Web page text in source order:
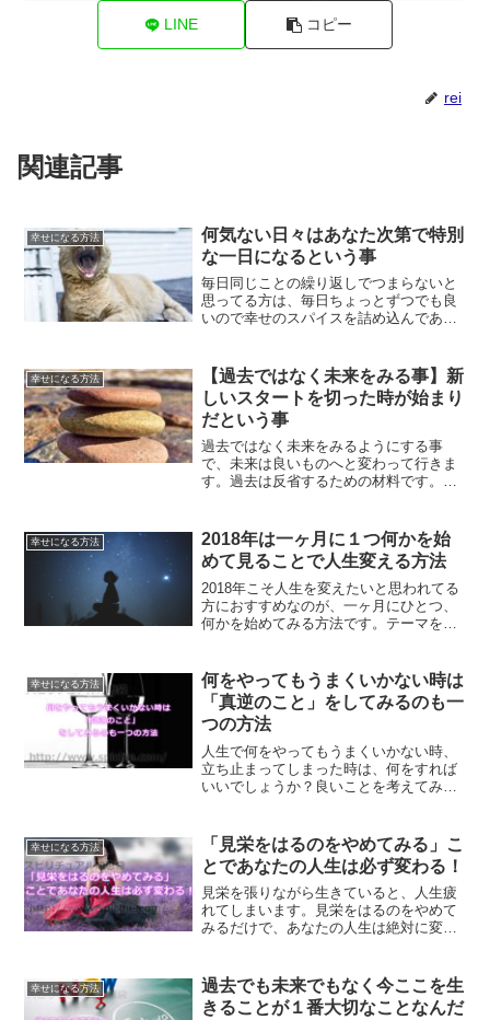
LINE コピー
rei
関連記事
幸せになる方法
何気ない日々はあなた次第で特別
な一日になるという事
毎日同じことの繰り返しでつまらないと
思ってる方は、毎日ちょっとずつでも良
いので幸せのスパイスを詰め込んであげ
ご紹介していきます。
幸せになる方法
【過去ではなく未来をみる事】新
しいスタートを切った時が始まり
だという事
過去ではなく未来をみるようにする事
で、未来は良いものへと変わって行きま
す。過去は反省するための材料です。過
た時が始まりだと思う事で、人生良い方
向に進んで行くはずです。
幸せになる方法
2018年は一ヶ月に１つ何かを始
めて見ることで人生変える方法
2018年こそ人生を変えたいと思われてる
方におすすめなのが、一ヶ月にひとつ、
何かを始めてみる方法です。テーマを持
をご紹介します。
幸せになる方法
何をやってもうまくいかない時は
「真逆のこと」をしてみるのも一
つの方法
人生で何をやってもうまくいかない時、
立ち止まってしまった時は、何をすれば
いいでしょうか？良いことを考えてみる
法です。
幸せになる方法
「見栄をはるのをやめてみる」こ
とであなたの人生は必ず変わる！
見栄を張りながら生きていると、人生疲
れてしまいます。見栄をはるのをやめて
みるだけで、あなたの人生は絶対に変わ
幸せになる方法
過去でも未来でもなく今ここを生
きることが１番大切なことなんだ